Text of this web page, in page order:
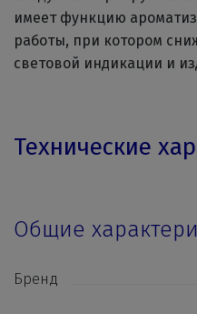
имеет функцию
работы, при котором
световой индикации и
Технические
Общие
Бренд